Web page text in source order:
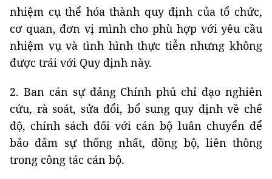
nhiệm cụ thể hóa thành quy định của tổ chức,
cơ quan, đơn vị mình cho phù hợp với yêu cầu
nhiệm vụ và tình hình thực tiễn nhưng không
được trái với Quy định này.
2. Ban cán sự đảng Chính phủ chỉ đạo nghiên
cứu, rà soát, sửa đổi, bổ sung quy định về chế
độ, chính sách đối với cán bộ luân chuyển để
bảo đảm sự thống nhất, đồng bộ, liên thông
trong công tác cán bộ.